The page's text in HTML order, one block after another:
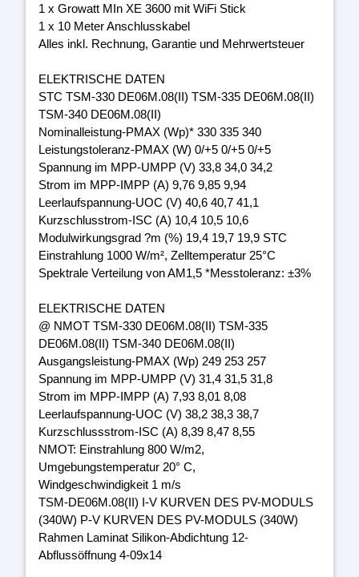
1 x Growatt MIn XE 3600 mit WiFi Stick
1 x 10 Meter Anschlusskabel
Alles inkl. Rechnung, Garantie und Mehrwertsteuer
ELEKTRISCHE DATEN
STC TSM-330 DE06M.08(II) TSM-335 DE06M.08(II)
TSM-340 DE06M.08(II)
Nominalleistung-PMAX (Wp)* 330 335 340
Leistungstoleranz-PMAX (W) 0/+5 0/+5 0/+5
Spannung im MPP-UMPP (V) 33,8 34,0 34,2
Strom im MPP-IMPP (A) 9,76 9,85 9,94
Leerlaufspannung-UOC (V) 40,6 40,7 41,1
Kurzschlusstrom-ISC (A) 10,4 10,5 10,6
Modulwirkungsgrad ?m (%) 19,4 19,7 19,9 STC
Einstrahlung 1000 W/m², Zelltemperatur 25°C
Spektrale Verteilung von AM1,5 *Messtoleranz: ±3%
ELEKTRISCHE DATEN
@ NMOT TSM-330 DE06M.08(II) TSM-335
DE06M.08(II) TSM-340 DE06M.08(II)
Ausgangsleistung-PMAX (Wp) 249 253 257
Spannung im MPP-UMPP (V) 31,4 31,5 31,8
Strom im MPP-IMPP (A) 7,93 8,01 8,08
Leerlaufspannung-UOC (V) 38,2 38,3 38,7
Kurzschlussstrom-ISC (A) 8,39 8,47 8,55
NMOT: Einstrahlung 800 W/m2,
Umgebungstemperatur 20° C,
Windgeschwindigkeit 1 m/s
TSM-DE06M.08(II) I-V KURVEN DES PV-MODULS
(340W) P-V KURVEN DES PV-MODULS (340W)
Rahmen Laminat Silikon-Abdichtung 12-
Abflussöffnung 4-09x14